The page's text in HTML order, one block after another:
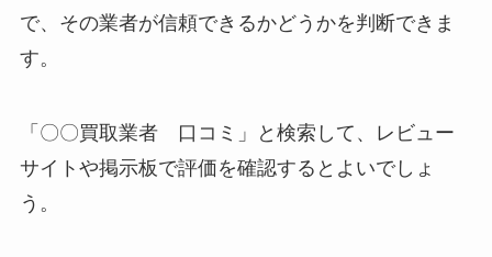
で、その業者が信頼できるかどうかを判断できま
す。
「〇〇買取業者 口コミ」と検索して、レビュー
サイトや掲示板で評価を確認するとよいでしょ
う。